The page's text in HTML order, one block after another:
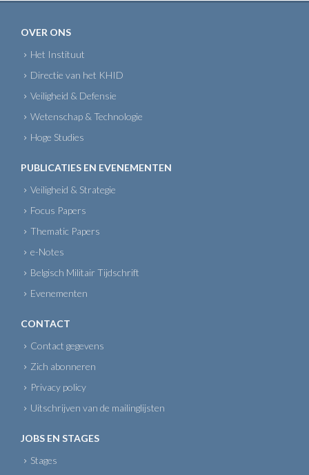
OVER ONS
Het Instituut
Directie van het KHID
Veiligheid & Defensie
Wetenschap & Technologie
Hoge Studies
PUBLICATIES EN EVENEMENTEN
Veiligheid & Strategie
Focus Papers
Thematic Papers
e-Notes
Belgisch Militair Tijdschrift
Evenementen
CONTACT
Contact gegevens
Zich abonneren
Privacy policy
Uitschrijven van de mailinglijsten
JOBS EN STAGES
Stages